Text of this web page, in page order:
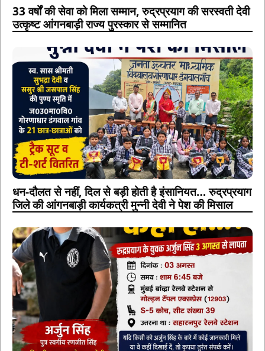
33 वर्षों की सेवा को मिला सम्मान, रुद्रप्रयाग की सरस्वती देवी
उत्कृष्ट आंगनबाड़ी राज्य पुरस्कार से सम्मानित
धन-दौलत से नहीं, दिल से बड़ी होती है इंसानियत… रुद्रप्रयाग
जिले की आंगनबाड़ी कार्यकत्री मुन्नी देवी ने पेश की मिसाल